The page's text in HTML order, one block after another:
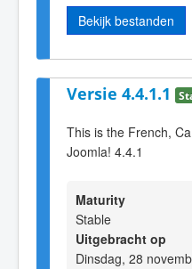
Bekijk bestanden
Versie 4.4.1.1
This is the French,
Joomla! 4.4.1
Maturity
Stable
Uitgebracht op
Dinsdag, 28